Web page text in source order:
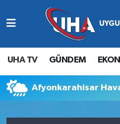
UHA TV GÜNDEM
Afyonkarahisar
Abone Ol
Gündem
Ekonomi
Nöbetçi Eczaneler
Hava Durumu
Namaz Vakitleri